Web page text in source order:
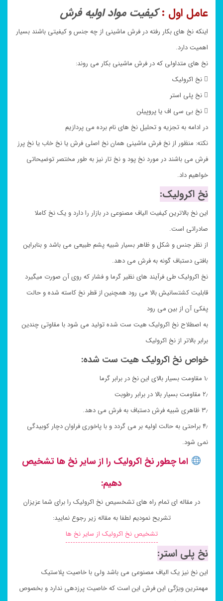
عامل اول : کیفیت مواد اولیه فرش
اینکه نخ های بکار رفته در فرش ماشینی از چه جنس و کیفیتی باشند بسیار
اهمیت دارد.
نخ های متداولی که در فرش ماشینی بکار می روند:
 نخ اکرولیک
 نخ پلی استر
 نخ بی سی اف یا پروپیلن
در ادامه به تجزیه و تحلیل نخ های نام برده می پردازیم
نکته: منظور از نخ فرش ماشینی همان نخ اصلی فرش یا نخ خاب یا نخ پرز
فرش می باشند در مورد نخ پود و نخ تار نیز به طور مختصر توضیحاتی
خواهیم داد.
نخ اکرولیک:
این نخ بالاترین کیفیت الیاف مصنوعی در بازار را دارد و یک نخ کاملا
صادراتی است.
از نظر جنس و شکل و ظاهر بسیار شبیه پشم طبیعی می باشد و بنابراین
بافتی دستباف گونه به فرش می دهد.
نخ اکرولیک طی فرآیند های نظیر گرما و فشار که روی آن صورت میگیرد
قابلیت کشتسانیش بالا می رود همچنین از قطر نخ کاسته شده و حالت
پفکی آن از بین می رود
به اصطلاح نخ اکرولیک هیت ست شده تولید می شود با مقاوتی چندین
برابر بالاتر از نخ اکرولیک
خواص نخ اکرولیک هیت ست شده:
۱٫ مقاومت بسیار بالای این نخ در برابر گرما
۲٫ مقاومت بسیار بالا در برابر رطوبت
۳٫ ظاهری شبیه فرش دستباف به فرش می دهد.
۴٫ براحتی به حالت اولیه بر می گردد و با پاخوری فراوان دچار کوبیدگی
نمی شود.
اما چطور نخ اکرولیک را از سایر نخ ها تشخیص
دهیم:
در مقاله ای تمام راه های تشخسیص نخ اکرولیک را برای شما عزیزان
تشریح نمودیم لطفا به مقاله زیر رجوع نمایید:
تشخیص نخ اکرولیک از سایر نخ ها
نخ پلی استر:
این نخ نیز یک الیاف مصنوعی می باشد ولی با خاصیت پلاستیک
مهمترین ویژگی این فرش این است که خاصیت پرزدهی ندارد و بخصوص